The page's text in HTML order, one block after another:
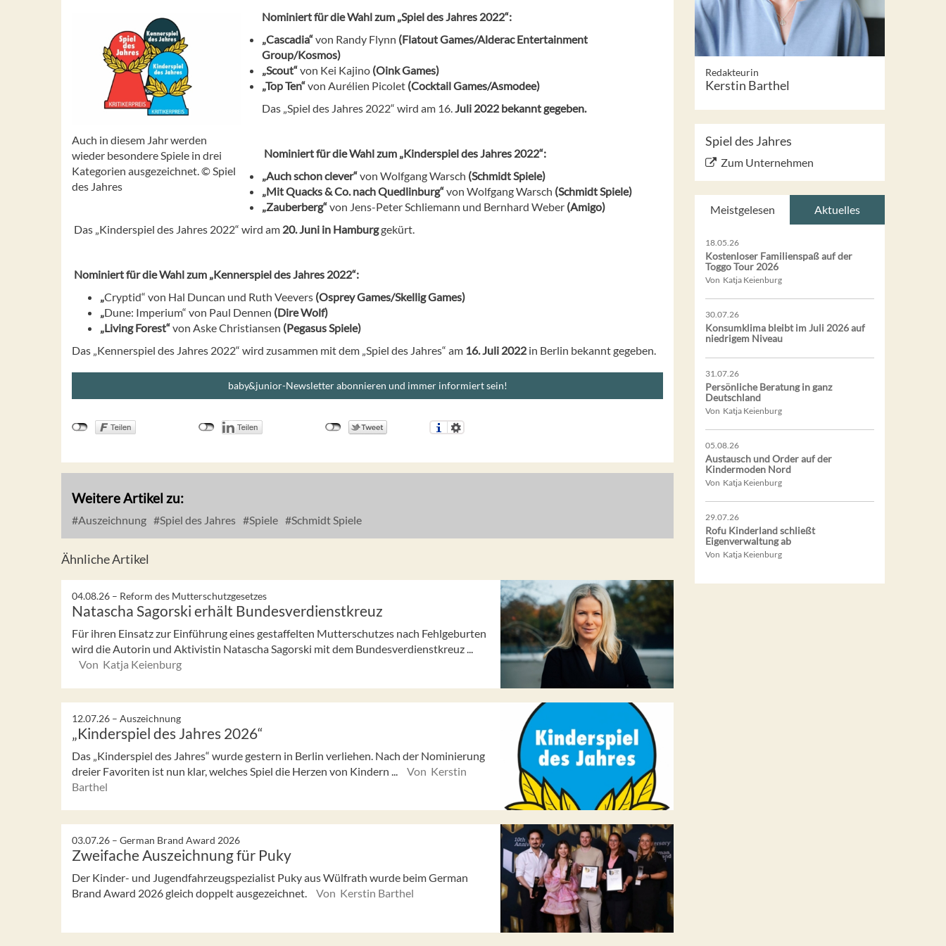
Auch in diesem Jahr werden
wieder besondere Spiele in drei
Kategorien ausgezeichnet. © Spiel
des Jahres
Nominiert für die Wahl zum „Spiel des Jahres 2022“:
„Cascadia“von Randy Flynn (Flatout Games/Alderac Entertainment
Group/Kosmos)
„Scout“von Kei Kajino (Oink Games)
„Top Ten“von Aurélien Picolet (Cocktail Games/Asmodee)
Das „Spiel des Jahres 2022“ wird am 16.Juli 2022 bekannt gegeben.
Nominiert für die Wahl zum „Kinderspiel des Jahres 2022“:
„Auch schon clever“von Wolfgang Warsch (Schmidt Spiele)
„Mit Quacks & Co. nach Quedlinburg“von Wolfgang Warsch (Schmidt Spiele)
„Zauberberg“von Jens-Peter Schliemann und Bernhard Weber (Amigo)
Das „Kinderspiel des Jahres 2022“ wird am 20. Juni in Hamburggekürt.
Nominiert für die Wahl zum „Kennerspiel des Jahres 2022“:
„Cryptid“ von Hal Duncan und Ruth Veevers (Osprey Games/Skellig Games)
„Dune: Imperium“ von Paul Dennen (Dire Wolf)
„Living Forest“von Aske Christiansen (Pegasus Spiele)
Das „Kennerspiel des Jahres 2022“ wird zusammen mit dem „Spiel des Jahres“ am 16. Juli 2022 in Berlin bekannt gegeben.
baby&junior-Newsletter abonnieren und immer informiert sein!
Weitere Artikel zu:
Auszeichnung Spiel des Jahres Spiele Schmidt Spiele
Ähnliche Artikel
04.08.26 – Reform des Mutterschutzgesetzes
Natascha Sagorski erhält Bundesverdienstkreuz
Für ihren Einsatz zur Einführung eines gestaffelten Mutterschutzes nach Fehlgeburten
wird die Autorin und Aktivistin Natascha Sagorski mit dem Bundesverdienstkreuz ...
Von Katja Keienburg
12.07.26 – Auszeichnung
„Kinderspiel des Jahres 2026“
Das „Kinderspiel des Jahres“ wurde gestern in Berlin verliehen. Nach der Nominierung
dreier Favoriten ist nun klar, welches Spiel die Herzen von Kindern ...
Von Kerstin
Barthel
03.07.26 – German Brand Award 2026
Zweifache Auszeichnung für Puky
Der Kinder- und Jugendfahrzeugspezialist Puky aus Wülfrath wurde beim German
Brand Award 2026 gleich doppelt ausgezeichnet.
Von Kerstin Barthel
Redakteurin
Kerstin Barthel
Spiel des Jahres
Zum Unternehmen
Meistgelesen Aktuelles
18.05.26
Kostenloser Familienspaß auf der
Toggo Tour 2026
Von Katja Keienburg
30.07.26
Konsumklima bleibt im Juli 2026 auf
niedrigem Niveau
31.07.26
Persönliche Beratung in ganz
Deutschland
Von Katja Keienburg
05.08.26
Austausch und Order auf der
Kindermoden Nord
Von Katja Keienburg
29.07.26
Rofu Kinderland schließt
Eigenverwaltung ab
Von Katja Keienburg